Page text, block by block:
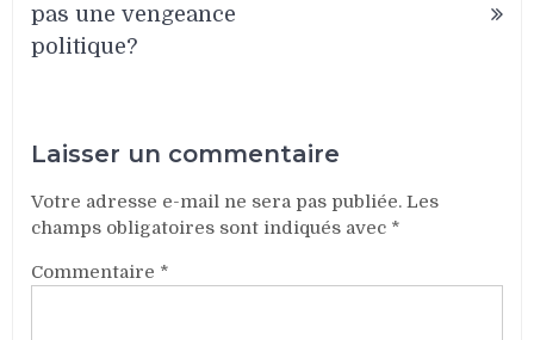
pas une vengeance
politique?
Laisser un commentaire
Votre adresse e-mail ne sera pas publiée. Les
champs obligatoires sont indiqués avec *
Commentaire *